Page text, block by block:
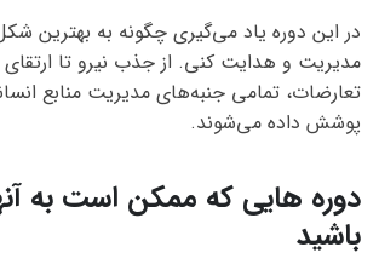
در این دوره یاد می‌گیری چگونه به بهترین
مدیریت و هدایت کنی. از جذب نیرو تا ارتقای
تعارضات، تمامی جنبه‌های مدیریت منابع
پوشش داده می‌شوند.
دوره هایی که ممکن است به
باشید